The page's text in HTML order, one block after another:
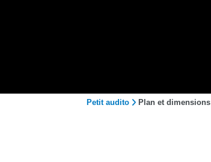
Petit audito Plan et dimensions